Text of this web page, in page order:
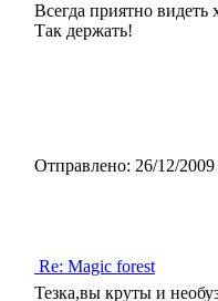
Всегда приятно
Так держать!
Отправлено: 26/12/
Re: Magic forest
Тезка,вы круты и